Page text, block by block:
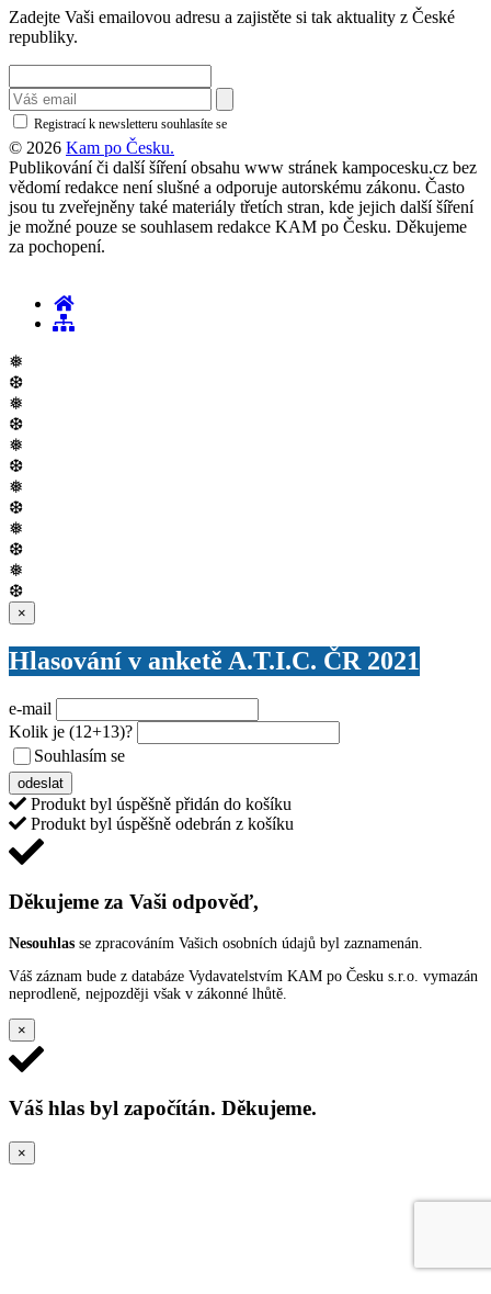
Zadejte Vaši emailovou adresu a zajistěte si tak aktuality z České
republiky.
Registrací k newsletteru souhlasíte se
© 2026 Kam po Česku.
Publikování či další šíření obsahu www stránek kampocesku.cz bez
vědomí redakce není slušné a odporuje autorskému zákonu. Často
jsou tu zveřejněny také materiály třetích stran, kde jejich další šíření
je možné pouze se souhlasem redakce KAM po Česku. Děkujeme
za pochopení.
❅
❆
❅
❆
❅
❆
❅
❆
❅
❆
❅
❆
×
Hlasování v anketě A.T.I.C. ČR 2021
e-mail
Kolik je (12+13)?
Souhlasím se
odeslat
Produkt byl úspěšně přidán do košíku
Produkt byl úspěšně odebrán z košíku
Děkujeme za Vaši odpověď,
Nesouhlas se zpracováním Vašich osobních údajů byl zaznamenán.
Váš záznam bude z databáze Vydavatelstvím KAM po Česku s.r.o. vymazán
neprodleně, nejpozději však v zákonné lhůtě.
×
Váš hlas byl započítán. Děkujeme.
×